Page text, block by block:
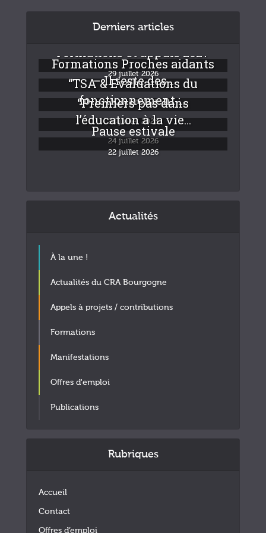
Derniers articles
Formations et appuis 2027
29 juillet 2026
Formations Proches aidants
– Il reste des...
24 juillet 2026
“TSA & Evaluations du
fonctionnement :...
24 juillet 2026
“Premiers pas dans
l’éducation à la vie...
24 juillet 2026
Pause estivale
22 juillet 2026
Actualités
À la une !
Actualités du CRA Bourgogne
Appels à projets / contributions
Formations
Manifestations
Offres d'emploi
Publications
Rubriques
Accueil
Contact
Offres d’emploi